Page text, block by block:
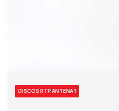
DISCOS RTP ANTENA 1